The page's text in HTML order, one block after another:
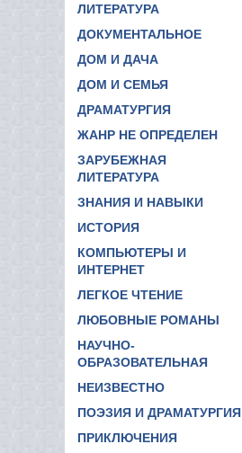
ЛИТЕРАТУРА
ДОКУМЕНТАЛЬНОЕ
ДОМ И ДАЧА
ДОМ И СЕМЬЯ
ДРАМАТУРГИЯ
ЖАНР НЕ ОПРЕДЕЛЕН
ЗАРУБЕЖНАЯ
ЛИТЕРАТУРА
ЗНАНИЯ И НАВЫКИ
ИСТОРИЯ
КОМПЬЮТЕРЫ И
ИНТЕРНЕТ
ЛЕГКОЕ ЧТЕНИЕ
ЛЮБОВНЫЕ РОМАНЫ
НАУЧНО-
ОБРАЗОВАТЕЛЬНАЯ
НЕИЗВЕСТНО
ПОЭЗИЯ И ДРАМАТУРГИЯ
ПРИКЛЮЧЕНИЯ